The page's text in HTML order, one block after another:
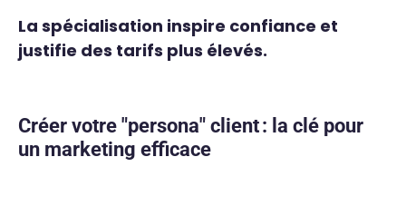
La spécialisation inspire confiance et
justifie des tarifs plus élevés.
Créer votre "persona" client : la clé pour
un marketing efficace